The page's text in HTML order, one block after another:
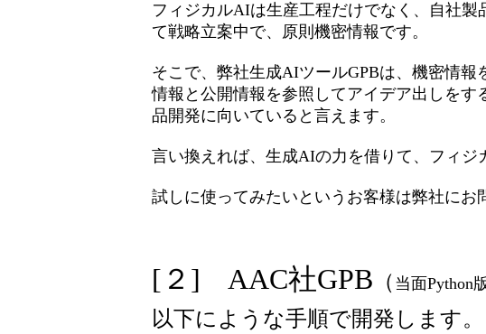
フィジカルAIは生産工程だけでなく、自社
て戦略立案中で、原則機密情報です。
そこで、弊社生成AIツールGPBは、機密情
情報と公開情報を参照してアイデア出しを
品開発に向いていると言えます。
言い換えれば、生成AIの力を借りて、フィジ
試しに使ってみたいというお客様は弊社にお
[２] AAC社GPB （ 当面Python
以下にような手順で開発します。